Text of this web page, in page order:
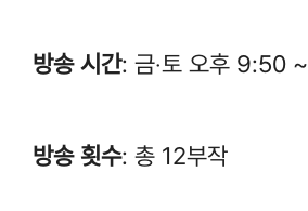
방송 시간: 금‧토 오후 9:50 ~
방송 횟수: 총 12부작